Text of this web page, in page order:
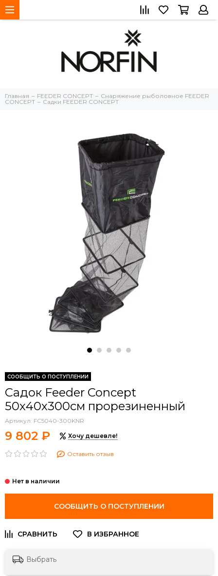
Главная FEEDER CONCEPT
Снаряжение рыболовное FEEDER
CONCEPT
Садки FEEDER CONCEPT
СООБЩИТЬ О ПОСТУПЛЕНИИ
Садок Feeder Concept
50х40х300см прорезиненный
Артикул: FC5040-300KNR
9 802 ₽ Хочу дешевле!
Оставить отзыв
СООБЩИТЬ О ПОСТУПЛЕНИИ
Выбрать